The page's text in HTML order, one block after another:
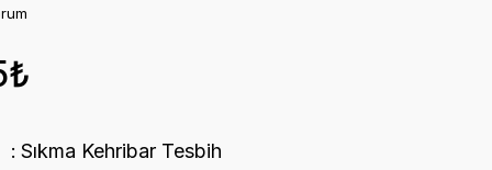
Sıkma Kehribar Tesbih